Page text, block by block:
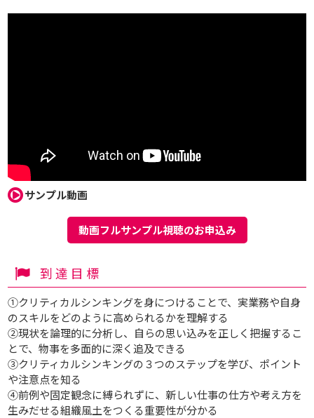
サンプル動画
動画フルサンプル視聴のお申込み
到達目標
①クリティカルシンキングを身につけることで、実業務や自身
のスキルをどのように高められるかを理解する
②現状を論理的に分析し、自らの思い込みを正しく把握するこ
とで、物事を多面的に深く追及できる
③クリティカルシンキングの３つのステップを学び、ポイント
や注意点を知る
④前例や固定観念に縛られずに、新しい仕事の仕方や考え方を
生みだせる組織風土をつくる重要性が分かる